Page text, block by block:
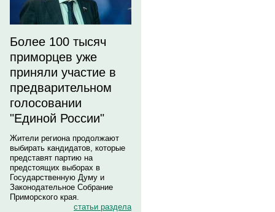
Более 100 тысяч
приморцев уже
приняли участие в
предварительном
голосовании
"Единой России"
Жители региона продолжают
выбирать кандидатов, которые
представят партию на
предстоящих выборах в
Государственную Думу и
Законодательное Собрание
Приморского края.
статьи раздела